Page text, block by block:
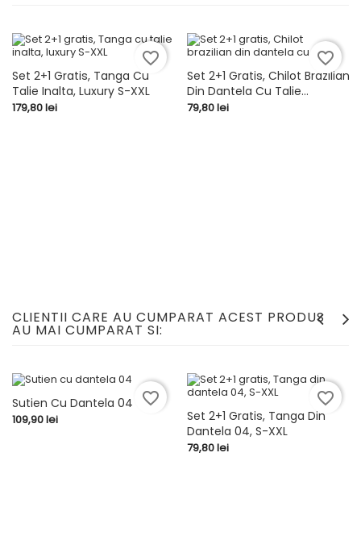
Set 2+1 Gratis, Tanga Cu
Talie Inalta, Luxury S-XXL
Pret
179,80 lei
favorite_border
Set 2+1 Gratis, Chilot Brazilian
Din Dantela Cu Talie...
Pret
79,80 lei
favorite_border
CLIENTII CARE AU CUMPARAT ACEST PRODUS
AU MAI CUMPARAT SI:
Sutien Cu Dantela 04
Pret
109,90 lei
favorite_border
Set 2+1 Gratis, Tanga Din
Dantela 04, S-XXL
Pret
79,80 lei
favorite_border